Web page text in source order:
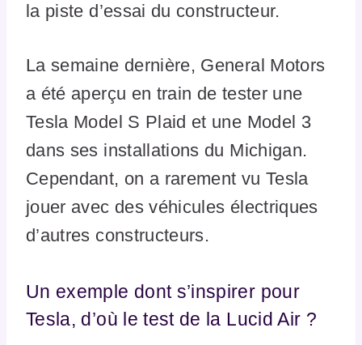
la piste d’essai du constructeur.
La semaine dernière, General Motors
a été aperçu en train de tester une
Tesla Model S Plaid et une Model 3
dans ses installations du Michigan.
Cependant, on a rarement vu Tesla
jouer avec des véhicules électriques
d’autres constructeurs.
Un exemple dont s’inspirer pour
Tesla, d’où le test de la Lucid Air ?